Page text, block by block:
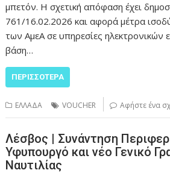
μπετόν. Η σχετική απόφαση έχει
761/16.02.2026 και αφορά μέτρα
των ΑμεΑ σε υπηρεσίες ηλεκτρονικών
βάση…
ΠΕΡΙΣΣΌΤΕΡΑ
ΕΛΛΑΔΑ VOUCHER Αφήστε ένα
Λέσβος | Συνάντηση
Υφυπουργό και νέο Γενικό
Ναυτιλίας